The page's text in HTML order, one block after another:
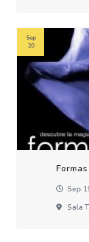
Formas
Sep
Sala
Sep
20